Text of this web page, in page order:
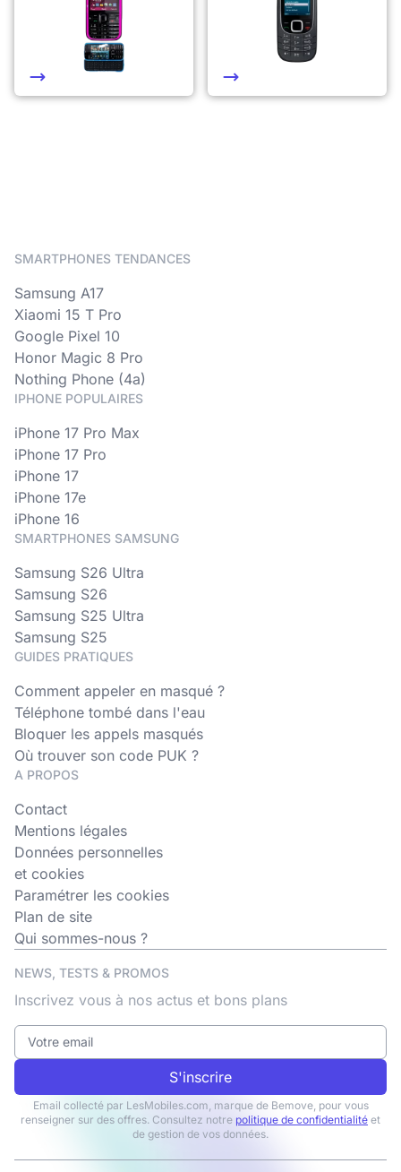
SMARTPHONES TENDANCES
Samsung A17
Xiaomi 15 T Pro
Google Pixel 10
Honor Magic 8 Pro
Nothing Phone (4a)
IPHONE POPULAIRES
iPhone 17 Pro Max
iPhone 17 Pro
iPhone 17
iPhone 17e
iPhone 16
SMARTPHONES SAMSUNG
Samsung S26 Ultra
Samsung S26
Samsung S25 Ultra
Samsung S25
GUIDES PRATIQUES
Comment appeler en masqué ?
Téléphone tombé dans l'eau
Bloquer les appels masqués
Où trouver son code PUK ?
A PROPOS
Contact
Mentions légales
Données personnelles
et cookies
Paramétrer les cookies
Plan de site
Qui sommes-nous ?
NEWS, TESTS & PROMOS
Inscrivez vous à nos actus et bons plans
S'inscrire
Email collecté par LesMobiles.com, marque de Bemove, pour vous
renseigner sur des offres. Consultez notre politique de confidentialité et
de gestion de vos données.